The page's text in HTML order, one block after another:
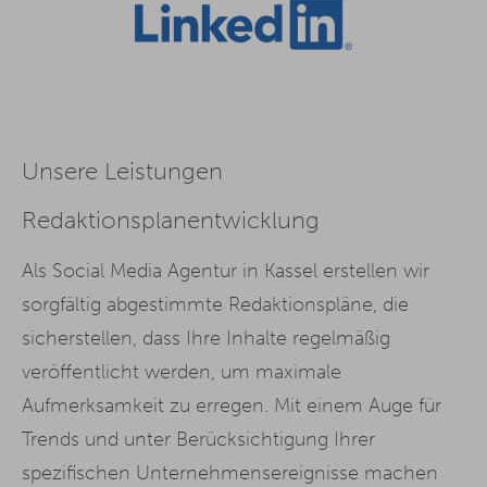
Unsere Leistungen
Redaktionsplanentwicklung
Als Social Media Agentur in Kassel erstellen wir
sorgfältig abgestimmte Redaktionspläne, die
sicherstellen, dass Ihre Inhalte regelmäßig
veröffentlicht werden, um maximale
Aufmerksamkeit zu erregen. Mit einem Auge für
Trends und unter Berücksichtigung Ihrer
spezifischen Unternehmensereignisse machen